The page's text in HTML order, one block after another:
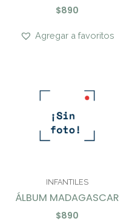
$890
Agregar a favoritos
INFANTILES
ÁLBUM MADAGASCAR
$890